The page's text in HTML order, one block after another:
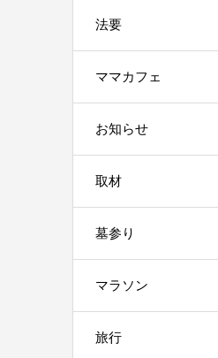
法要
ママカフェ
お知らせ
取材
墓参り
マラソン
旅行